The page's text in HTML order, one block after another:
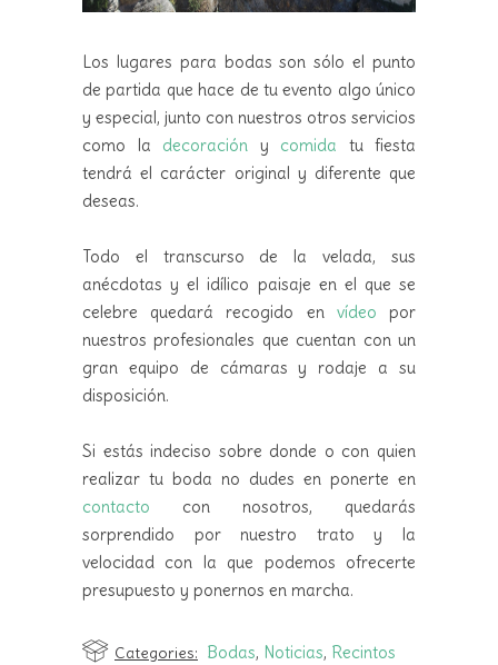
Los lugares para bodas son sólo el punto
de partida que hace de tu evento algo único
y especial, junto con nuestros otros servicios
como la decoración y comida tu fiesta
tendrá el carácter original y diferente que
deseas.
Todo el transcurso de la velada, sus
anécdotas y el idílico paisaje en el que se
celebre quedará recogido en vídeo por
nuestros profesionales que cuentan con un
gran equipo de cámaras y rodaje a su
disposición.
Si estás indeciso sobre donde o con quien
realizar tu boda no dudes en ponerte en
contacto con nosotros, quedarás
sorprendido por nuestro trato y la
velocidad con la que podemos ofrecerte
presupuesto y ponernos en marcha.
Categories: Bodas, Noticias, Recintos